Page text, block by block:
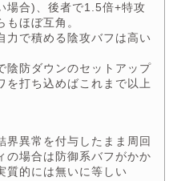
場合)、後者で1.5倍+特攻
ほぼ互角。
力で積める陰攻バフは高い
陰防ダウンのセットアップ
を打ち込めばこれまで以上
界異常を付与したまま周回
の場合は防御系バフがかか
質的には無いに等しい